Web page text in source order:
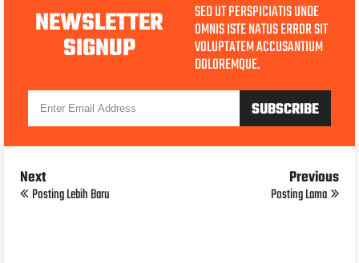
NEWSLETTER
SIGNUP
SED UT PERSPICIATIS UNDE
OMNIS ISTE NATUS ERROR SIT
VOLUPTATEM ACCUSANTIUM
DOLOREMQUE.
Next
Posting Lebih Baru
Previous
Posting Lama